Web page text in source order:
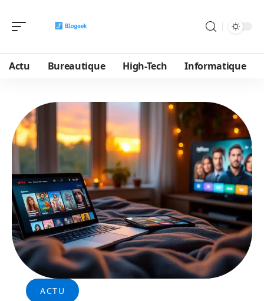
Actu Bureautique High-Tech Informatique
ACTU